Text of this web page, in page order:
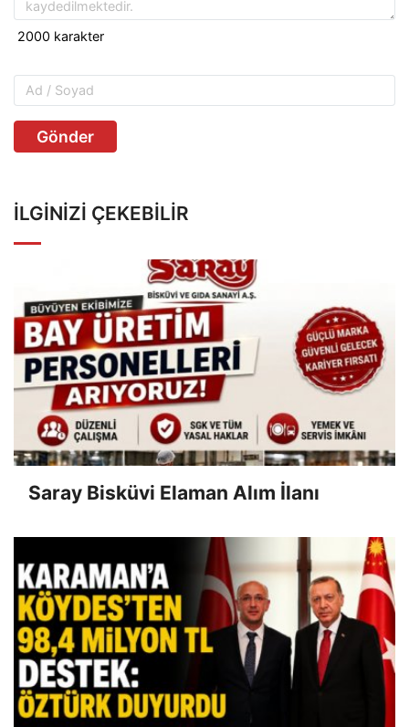
Gönder
İLGINIZI ÇEKEBILIR
Saray Bisküvi Elaman Alım İlanı